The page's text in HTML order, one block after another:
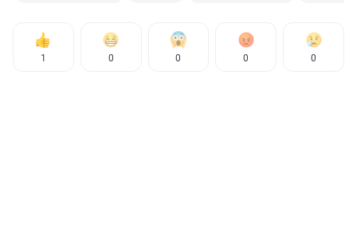
1 0 0 0 0